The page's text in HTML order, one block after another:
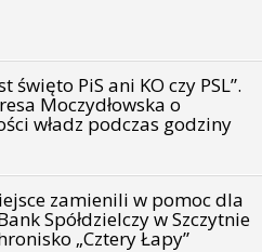
święto PiS ani KO czy PSL”.
Moczydłowska o
władz podczas godziny
zamienili w pomoc dla
Spółdzielczy w Szczytnie
„Cztery Łapy”